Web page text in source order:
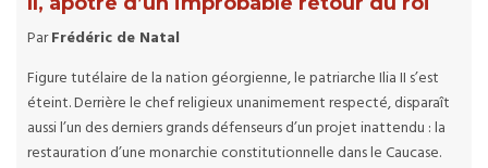
ParFrédéric de Natal
Figure tutélaire de la nation géorgienne, le patriarche Ilia II s’est
éteint. Derrière le chef religieux unanimement respecté, disparaît
aussi l’un des derniers grands défenseurs d’un projet inattendu : la
restauration d’une monarchie constitutionnelle dans le Caucase.